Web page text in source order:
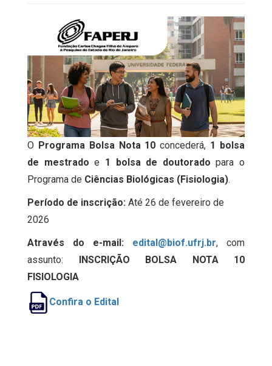
O Programa Bolsa Nota 10 concederá, 1 bolsa
de mestrado e 1 bolsa de doutorado para o
Programa de Ciências Biológicas (Fisiologia).
Período de inscrição: Até 26 de fevereiro de
2026
Através do e-mail:
edital@biof.ufrj.br, com
assunto: INSCRIÇÃO BOLSA NOTA 10
FISIOLOGIA
Confira o Edital